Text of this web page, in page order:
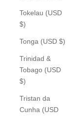
Tokelau (USD
$)
Tonga (USD $)
Trinidad &
Tobago (USD
$)
Tristan da
Cunha (USD